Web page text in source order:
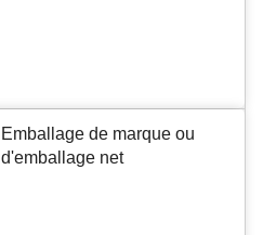
Emballage de marque ou
d'emballage net